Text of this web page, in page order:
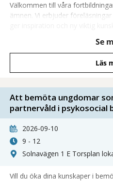
Välkommen till våra
ämnen. Vi erbjuder
Se
Läs
Att bemöta ungdomar
partnervåld i psykosocial
2026-09-10
9 - 12
Solnavägen 1 E Torsplan
Vill du öka dina kunskaper i